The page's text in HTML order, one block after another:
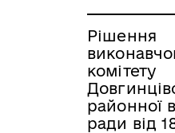
Рішення
комітету
районної в
ради від